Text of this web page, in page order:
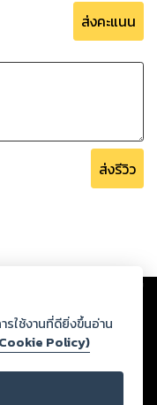
ส่งคะแนน
ส่งรีวิว
ากฏว่าละเมิดสิทธิใน
และศีลธรรม ดังนั้น ผู้อ่าน
เอง และหากท่านพบว่าส่วน
ยังบริษัท เพื่อทีมงานจะได้
สิทธิ์ตามพระราชบัญญัติ
รใช้งานที่ดียิ่งขึ้นอ่าน
Policy)